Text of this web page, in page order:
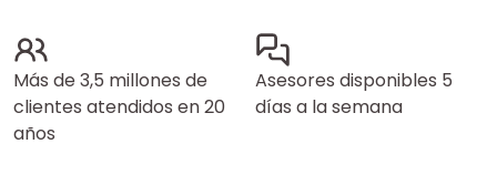
Más de 3,5 millones de
clientes atendidos en 20
años
Asesores disponibles 5
días a la semana